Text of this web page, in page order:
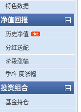
特色数据
净值回报
历史净值
分红送配
阶段涨幅
季/年度涨幅
投资组合
基金持仓